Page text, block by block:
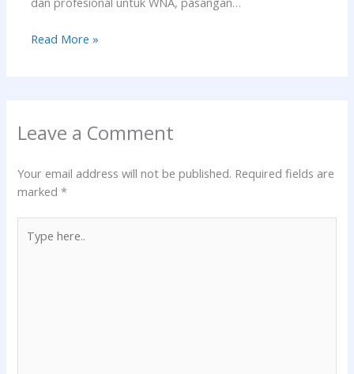
Read More »
Leave a Comment
Your email address will not be published. Required fields are
marked*
here..